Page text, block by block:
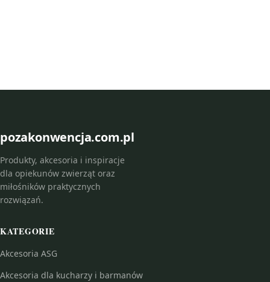
pozakonwencja.com.pl
Produkty, akcesoria i inspiracje
dla opiekunów zwierząt oraz
miłośników praktycznych
rozwiązań.
KATEGORIE
Akcesoria ASG
Akcesoria dla kucharzy i barmanów